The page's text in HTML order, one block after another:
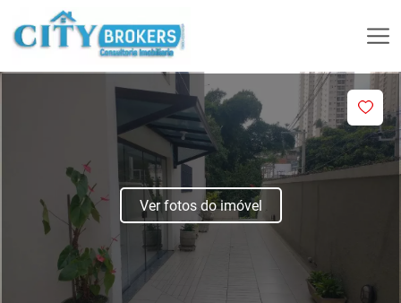
Ver fotos do imóvel